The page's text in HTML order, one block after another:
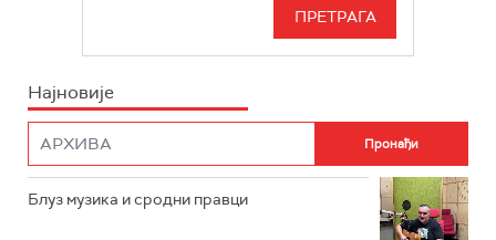
РАДИО РОКЕНРОЛЕР
ИНФО
Најновије
Блуз музика и сродни правци